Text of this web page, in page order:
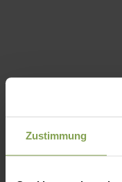
Zustimmung